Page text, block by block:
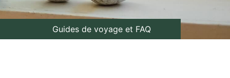
Guides de voyage et FAQ